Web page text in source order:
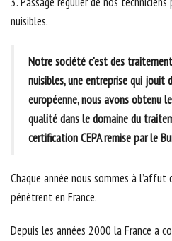
nuisibles.
Notre société c'est des
nuisibles, une entreprise qui jouit
européenne, nous avons obtenu
qualité dans le domaine du
certification CEPA remise par le
Chaque année nous sommes à l’affut
pénètrent en France.
Depuis les années 2000 la France a